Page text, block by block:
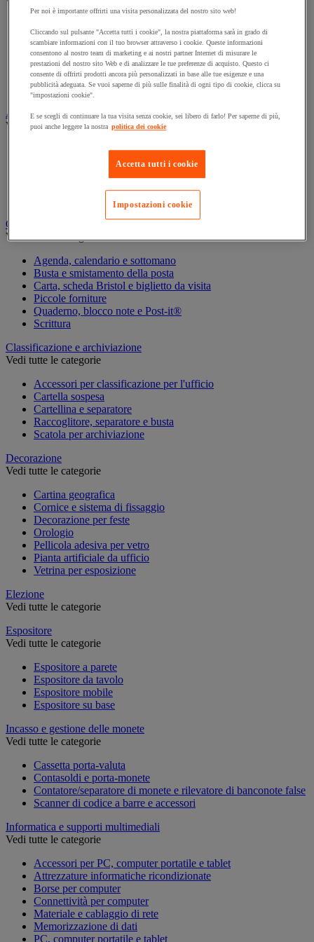
Archiviazione per cartelle sospese
Armadio
Armadio per ufficio
Carrello da ufficio
Libreria
Audiovisivi
Vedi tutte le categorie
Attrezzature audio e Hi-Fi
Connessione audio e video
Fotocamera, videocamera e binocolo
Insonorizzazione e registrazione professionali
Strumenti per proiezione e videoproiezione
Cancelleria e forniture per ufficio
Vedi tutte le categorie
Agenda, calendario e sottomano
Busta e smistamento della posta
Carta, scheda Bristol e biglietto da visita
Piccole forniture
Quaderno, blocco note e Post-it®
Scrittura
Classificazione e archiviazione
Vedi tutte le categorie
Accessori per classificazione per l'ufficio
Cartella sospesa
Cartellina e separatore
Raccoglitore, separatore e busta
Scatola per archiviazione
Decorazione
Vedi tutte le categorie
Cartina geografica
Cornice e sistema di fissaggio
Decorazione per feste
Orologio
Pellicola adesiva per vetro
Pianta artificiale da ufficio
Vetrina per esposizione
Elezione
Vedi tutte le categorie
Espositore
Vedi tutte le categorie
Espositore a parete
Espositore da tavolo
Espositore mobile
Espositore su base
Incasso e gestione delle monete
Vedi tutte le categorie
Cassetta porta-valuta
Contasoldi e porta-monete
Contatore/separatore di monete e rilevatore di banconote false
Scanner di codice a barre e accessori
Informatica e supporti multimediali
Vedi tutte le categorie
Accessori per PC, computer portatile e tablet
Attrezzature informatiche ricondizionate
Borse per computer
Connettività per computer
Materiale e cablaggio di rete
Memorizzazione di dati
PC, computer portatile e tablet
Per noi è importante offrirti una visita personalizzata del nostro sito web!
Cliccando sul pulsante "Accetta tutti i cookie", la nostra piattaforma sarà in grado di
scambiare informazioni con il tuo browser attraverso i cookie. Queste informazioni
consentono al nostro team di marketing e ai nostri partner Internet di misurare le
prestazioni del nostro sito Web e di analizzare le tue preferenze di acquisto. Questo ci
consente di offrirti prodotti ancora più personalizzati in base alle tue esigenze e una
pubblicità adeguata. Se vuoi saperne di più sulle finalità di ogni tipo di cookie, clicca su
"impostazioni cookie".
E se scegli di continuare la tua visita senza cookie, sei libero di farlo! Per saperne di più,
puoi anche leggere la nostra politica dei cookie
Accetta tutti i cookie
Impostazioni cookie